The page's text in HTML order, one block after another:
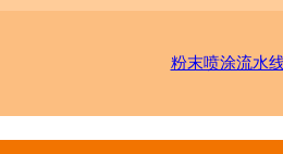
粉末喷涂流水